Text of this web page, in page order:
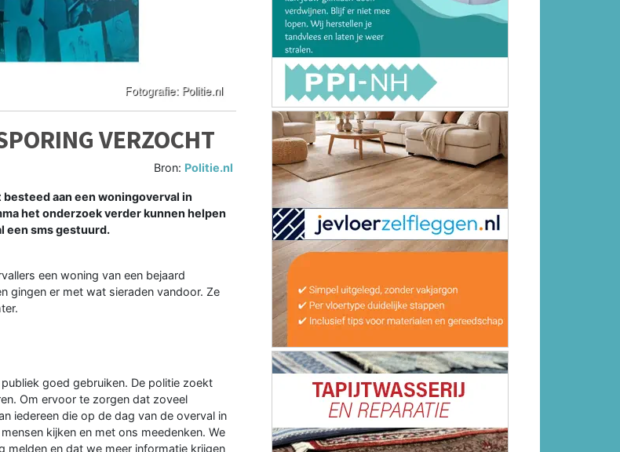
VERZOCHT
Bron: Politie.nl
aan een woningoverval in
het onderzoek verder kunnen helpen
een sms gestuurd.
een woning van een bejaard
gingen er met wat sieraden vandoor. Ze
goed gebruiken. De politie zoekt
Om ervoor te zorgen dat zoveel
iedereen die op de dag van de overval in
kijken en met ons meedenken. We
melden en dat we meer informatie krijgen